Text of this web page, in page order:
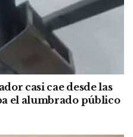
casi cae desde las
el alumbrado público